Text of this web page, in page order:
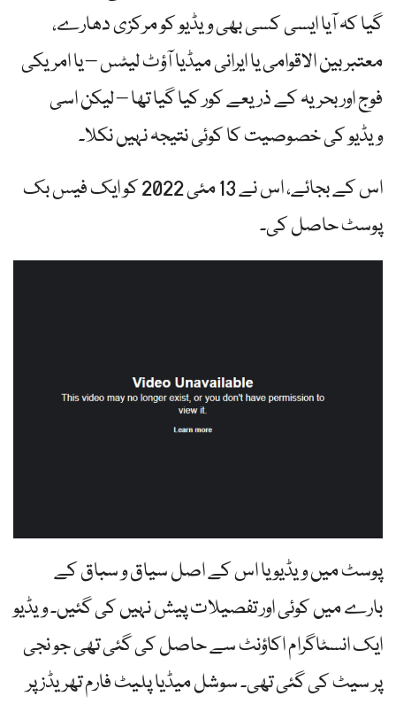
گیا کہ آیا ایسی کسی بھی ویڈیو کو مرکزی دھارے،
معتبر بین الاقوامی یا ایرانی میڈیا آؤٹ لیٹس – یا امریکی
فوج اور بحریہ کے ذریعے کور کیا گیا تھا – لیکن اسی
ویڈیو کی خصوصیت کا کوئی نتیجہ نہیں نکلا۔
اس کے بجائے، اس نے 13 مئی 2022 کو ایک فیس بک
پوسٹ حاصل کی۔
پوسٹ میں ویڈیو یا اس کے اصل سیاق و سباق کے
بارے میں کوئی اور تفصیلات پیش نہیں کی گئیں۔ ویڈیو
ایک انسٹاگرام اکاؤنٹ سے حاصل کی گئی تھی جو نجی
پر سیٹ کی گئی تھی۔ سوشل میڈیا پلیٹ فارم تھریڈز پر